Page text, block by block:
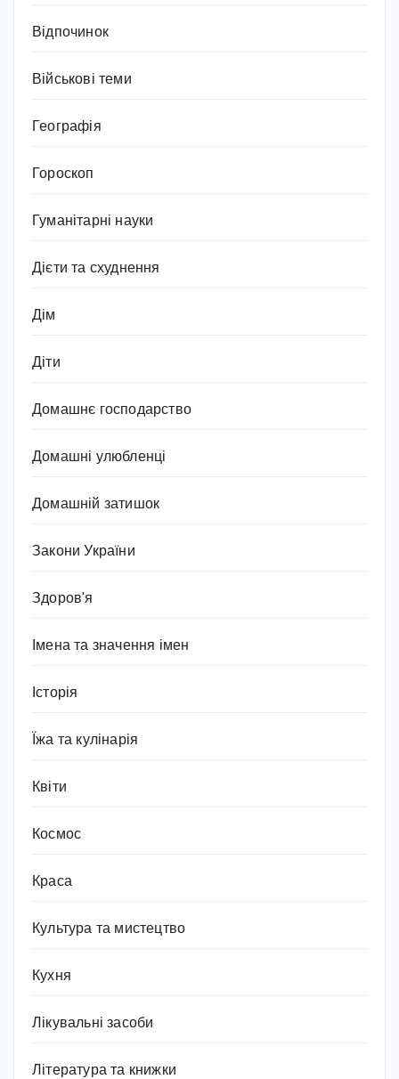
Відпочинок
Військові теми
Географія
Гороскоп
Гуманітарні науки
Дієти та схуднення
Дім
Діти
Домашнє господарство
Домашні улюбленці
Домашній затишок
Закони України
Здоров'я
Імена та значення імен
Історія
Їжа та кулінарія
Квіти
Космос
Краса
Культура та мистецтво
Кухня
Лікувальні засоби
Література та книжки